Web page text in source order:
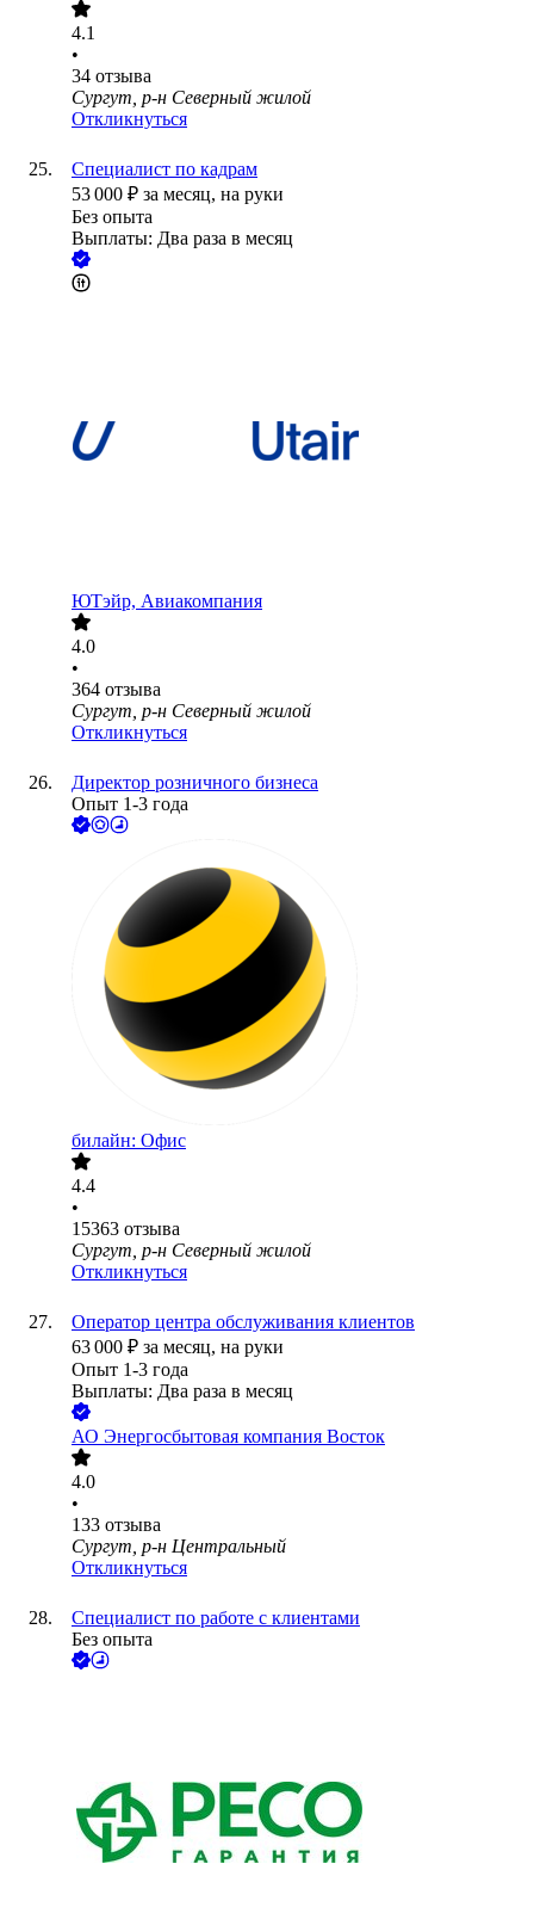
4.1
•
34 отзыва
Сургут, р-н Северный жилой
Откликнуться
Специалист по кадрам
53 000 ₽ за месяц, на руки
Без опыта
Выплаты: Два раза в месяц
ЮТэйр, Авиакомпания
4.0
•
364 отзыва
Сургут, р-н Северный жилой
Откликнуться
Директор розничного бизнеса
Опыт 1-3 года
билайн: Офис
4.4
•
15363 отзыва
Сургут, р-н Северный жилой
Откликнуться
Оператор центра обслуживания клиентов
63 000 ₽ за месяц, на руки
Опыт 1-3 года
Выплаты: Два раза в месяц
АО Энергосбытовая компания Восток
4.0
•
133 отзыва
Сургут, р-н Центральный
Откликнуться
Специалист по работе с клиентами
Без опыта